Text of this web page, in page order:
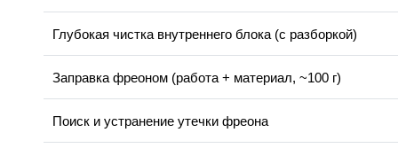
Глубокая чистка внутреннего блока (с разборкой)
Заправка фреоном (работа + материал, ~100 г)
Поиск и устранение утечки фреона